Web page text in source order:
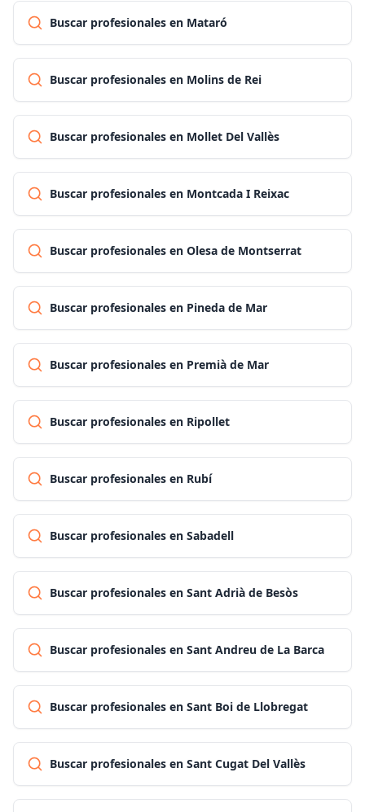
Buscar profesionales en Mataró
Buscar profesionales en Molins de Rei
Buscar profesionales en Mollet Del Vallès
Buscar profesionales en Montcada I Reixac
Buscar profesionales en Olesa de Montserrat
Buscar profesionales en Pineda de Mar
Buscar profesionales en Premià de Mar
Buscar profesionales en Ripollet
Buscar profesionales en Rubí
Buscar profesionales en Sabadell
Buscar profesionales en Sant Adrià de Besòs
Buscar profesionales en Sant Andreu de La Barca
Buscar profesionales en Sant Boi de Llobregat
Buscar profesionales en Sant Cugat Del Vallès